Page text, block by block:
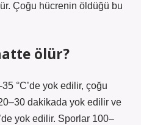
Çoğu hücrenin öldüğü bu
ölür?
°C’de yok edilir, çoğu
dakikada yok edilir ve
yok edilir. Sporlar 100–